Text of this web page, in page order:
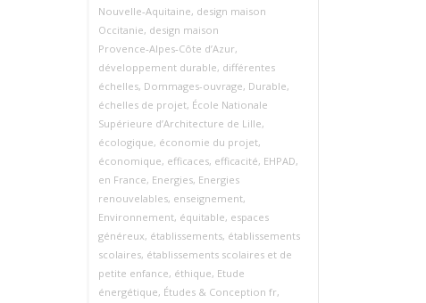
Nouvelle‑Aquitaine, design maison
Occitanie, design maison
Provence‑Alpes‑Côte d’Azur,
développement durable, différentes
échelles, Dommages-ouvrage, Durable,
échelles de projet, École Nationale
Supérieure d’Architecture de Lille,
écologique, économie du projet,
économique, efficaces, efficacité, EHPAD,
en France, Energies, Energies
renouvelables, enseignement,
Environnement, équitable, espaces
généreux, établissements, établissements
scolaires, établissements scolaires et de
petite enfance, éthique, Etude
énergétique, Études & Conception fr,